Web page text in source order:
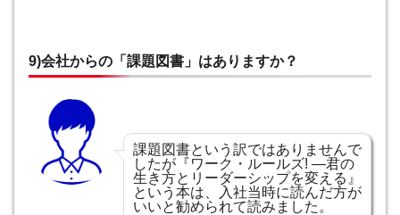
9)会社からの「課題図書」はありますか？
課題図書という訳ではありませんで
したが『ワーク・ルールズ! ―君の
生き方とリーダーシップを変える』
という本は、入社当時に読んだ方が
いいと勧められて読みました。